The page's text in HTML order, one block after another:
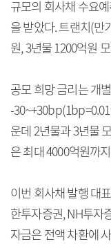
규모의 회사채 수요
을 받았다. 트랜치(만
원, 3년물 1200억원
공모 희망 금리는 개
-
운데 2년물과 3년물
은 최대 4000억원까
이번 회사채 발행 대
한투자증권, NH투자
자금은 전액 차환에